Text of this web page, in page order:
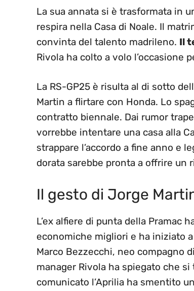
La sua annata si è trasformata in
respira nella Casa di Noale. Il
convinta del talento madrileno. Il
Rivola ha colto a volo l’occasione
La RS-GP25 è risulta al di sotto
Martin a flirtare con Honda. Lo
contratto biennale. Dai rumor
vorrebbe intentare una casa alla
strappare l’accordo a fine anno e
dorata sarebbe pronta a offrire un
Il gesto di Jorge
L’ex alfiere di punta della Pramac
economiche migliori e ha iniziato
Marco Bezzecchi, neo compagno
manager Rivola ha spiegato che si
comunicato l’Aprilia ha smentito